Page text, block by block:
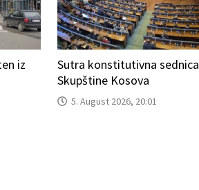
iz
Sutra konstitutivna sednica
Skupštine Kosova
5. August 2026, 20:01